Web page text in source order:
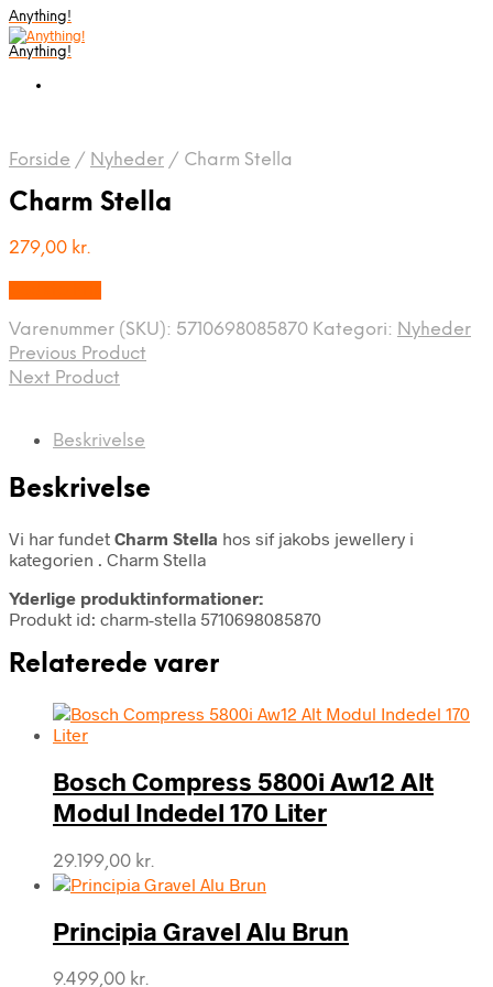
Anything!
Anything!
Forside / Nyheder / Charm Stella
Charm Stella
279,00 kr.
Varenummer (SKU): 5710698085870 Kategori: Nyheder
Previous Product
Next Product
Beskrivelse
Beskrivelse
Vi har fundet Charm Stella hos sif jakobs jewellery i
kategorien . Charm Stella
Yderlige produktinformationer:
Produkt id: charm-stella 5710698085870
Relaterede varer
Bosch Compress 5800i Aw12 Alt
Modul Indedel 170 Liter
29.199,00 kr.
Principia Gravel Alu Brun
9.499,00 kr.